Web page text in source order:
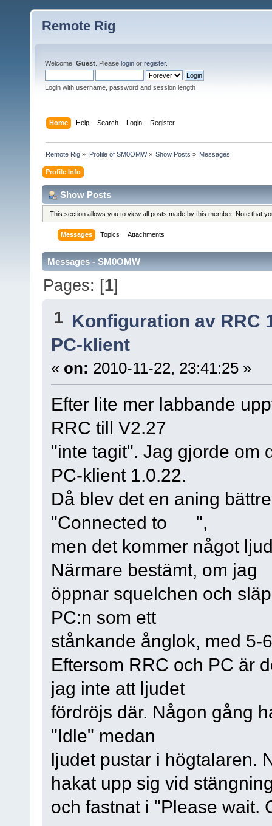
Remote Rig
Welcome, Guest . Please login or register.
Login with username, password and session length
Home Help Search Login Register
Remote Rig » Profile of SM0OMW» Show Posts » Messages
Profile Info
Show Posts
This section allows you to view all posts made by this member. Note that
Messages Topics Attachments
Messages - SM0OMW
Pages: [1]
1 Konfiguration av RRC
PC-klient
« on: 2010-11-22, 23:41:25 »
Efter lite mer labbande
RRC till V2.27
"inte tagit". Jag gjorde om
PC-klient 1.0.22.
Då blev det en aning
"Connected to ",
men det kommer något
Närmare bestämt, om jag
öppnar squelchen och
PC:n som ett
stånkande ånglok, med 5-
Eftersom RRC och PC är
jag inte att ljudet
fördröjs där. Någon gång
"Idle" medan
ljudet pustar i högtalaren.
hakat upp sig vid
och fastnat i "Please wait.